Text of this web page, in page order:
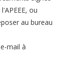
ou
au bureau
mail à